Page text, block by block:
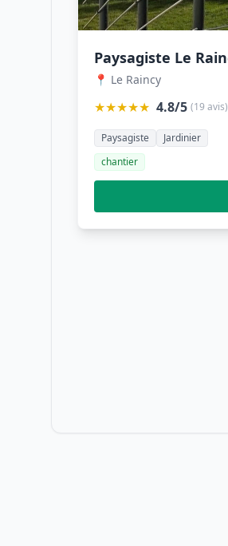
📍 Le Raincy
★★★★★ 4.8/5 (19 avis)
Paysagiste
Jardinier
chantier